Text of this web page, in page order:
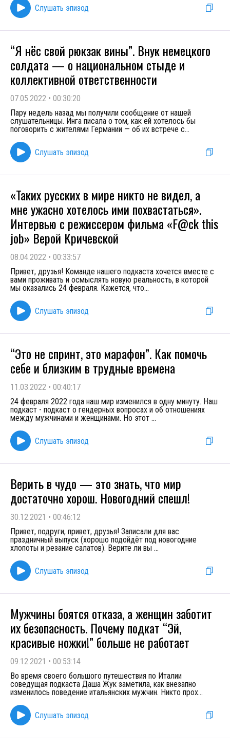
Слушать эпизод
“Я нёс свой рюкзак вины”. Внук немецкого
солдата — о национальном стыде и
коллективной ответственности
07.05.2022 • 00:30:20
Пару недель назад мы получили сообщение от нашей
слушательницы. Инга писала о том, как ей хотелось бы
поговорить с жителями Германии — об их встрече с...
Слушать эпизод
«Таких русских в мире никто не видел, а
мне ужасно хотелось ими похвастаться».
Интервью с режиссером фильма «F@ck this
job» Верой Кричевской
08.04.2022 • 00:33:57
Привет, друзья! Команде нашего подкаста хочется вместе с
вами проживать и осмыслять новую реальность, в которой
мы оказались 24 февраля. Кажется, что...
Слушать эпизод
“Это не спринт, это марафон”. Как помочь
себе и близким в трудные времена
11.03.2022 • 00:40:17
24 февраля 2022 года наш мир изменился в одну минуту. Наш
подкаст - подкаст о гендерных вопросах и об отношениях
между мужчинами и женщинами. Но этот ...
Слушать эпизод
Верить в чудо — это знать, что мир
достаточно хорош. Новогодний спешл!
30.12.2021 • 00:46:12
Привет, подруги, привет, друзья! Записали для вас
праздничный выпуск (хорошо подойдёт под новогодние
хлопоты и резание салатов). Верите ли вы ...
Слушать эпизод
Мужчины боятся отказа, а женщин заботит
их безопасность. Почему подкат “Эй,
красивые ножки!” больше не работает
09.12.2021 • 00:53:14
Во время своего большого путешествия по Италии
соведущая подкаста Даша Жук заметила, как внезапно
изменилось поведение итальянских мужчин. Никто прох...
Слушать эпизод